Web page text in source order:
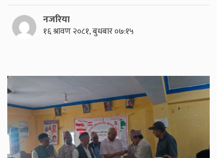
नजरिया
१६ श्रावण २०८१, बुधबार ०७:१५